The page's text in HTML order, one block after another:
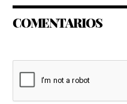
COMENTARIOS